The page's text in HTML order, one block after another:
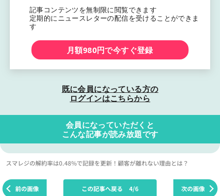
記事コンテンツを無制限に閲覧できます
定期的にニュースレターの配信を受けることができま
す
月額980円で今すぐ登録
既に会員になっている方の
ログインはこちらから
会員になっていただくと
こんな記事が読み放題です
スマレジの解約率は0.48%で記録を更新！顧客が離れない理由とは？
前の画像 次の画像
この記事へ戻る 4/6